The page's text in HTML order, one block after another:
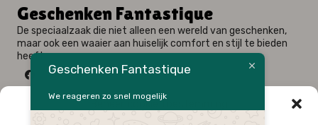
Beheer cookie toestemming
Geschenken Fantastique
De speciaalzaak die niet alleen een wereld van geschenken,
maar ook een waaier aan huiselijk comfort en stijl te bieden
heeft.
Geschenken Fantastique
We reageren zo snel mogelijk